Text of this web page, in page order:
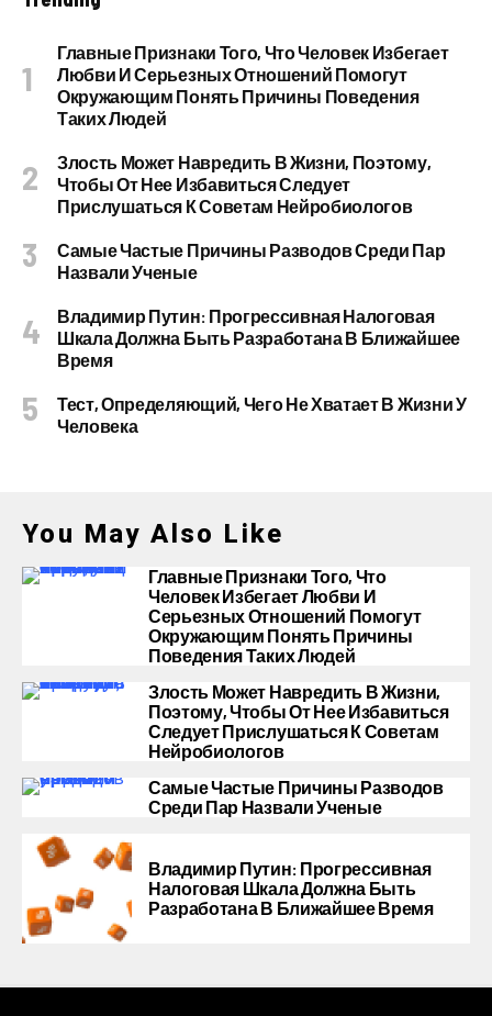
Главные Признаки Того, Что Человек Избегает
Любви И Серьезных Отношений Помогут
Окружающим Понять Причины Поведения
Таких Людей
Злость Может Навредить В Жизни, Поэтому,
Чтобы От Нее Избавиться Следует
Прислушаться К Советам Нейробиологов
Самые Частые Причины Разводов Среди Пар
Назвали Ученые
Владимир Путин: Прогрессивная Налоговая
Шкала Должна Быть Разработана В Ближайшее
Время
Тест, Определяющий, Чего Не Хватает В Жизни У
Человека
You May Also Like
Главные Признаки Того, Что
Человек Избегает Любви И
Серьезных Отношений Помогут
Окружающим Понять Причины
Поведения Таких Людей
Злость Может Навредить В Жизни,
Поэтому, Чтобы От Нее Избавиться
Следует Прислушаться К Советам
Нейробиологов
Самые Частые Причины Разводов
Среди Пар Назвали Ученые
Владимир Путин: Прогрессивная
Налоговая Шкала Должна Быть
Разработана В Ближайшее Время